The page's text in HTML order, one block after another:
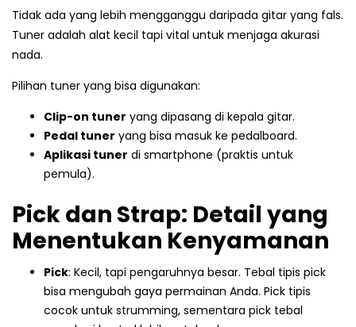
Tidak ada yang lebih mengganggu daripada gitar yang fals.
Tuner adalah alat kecil tapi vital untuk menjaga akurasi
nada.
Pilihan tuner yang bisa digunakan:
Clip-on tuner yang dipasang di kepala gitar.
Pedal tuner yang bisa masuk ke pedalboard.
Aplikasi tuner di smartphone (praktis untuk
pemula).
Pick dan Strap: Detail yang
Menentukan Kenyamanan
Pick: Kecil, tapi pengaruhnya besar. Tebal tipis pick
bisa mengubah gaya permainan Anda. Pick tipis
cocok untuk strumming, sementara pick tebal